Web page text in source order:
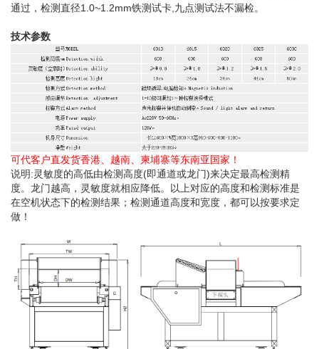
通过，检测直径1.0~1.2mm铁测试卡,九点测试法不漏检。
技术参数
可代客户直发货香港、越南、柬埔寨等东南亚国家！
说明:灵敏度的高低由检测高度(即通道或龙门)来决定最高检测精
度。龙门越高，灵敏度就相应降低。以上对应的高度和检测标准是
在空机状态下的检测结果；检测通道高度和宽度，都可以按要求定
做！